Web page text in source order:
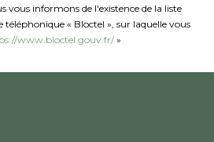
vous informons de l'existence de la liste
« Bloctel », sur laquelle vous
www.bloctel.gouv.fr/ »